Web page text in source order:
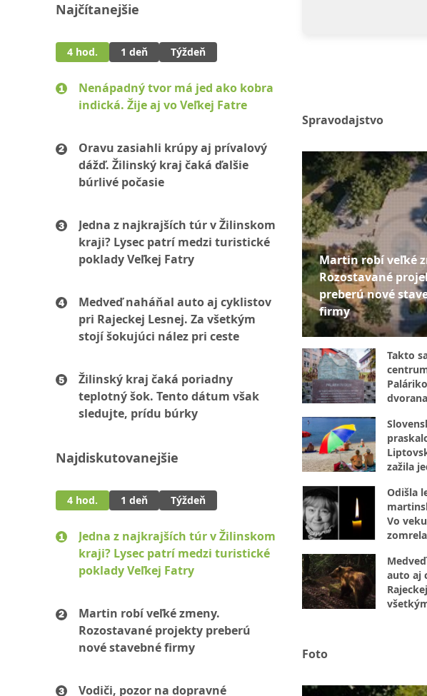
Najčítanejšie
4 hod. 1 deň Týždeň
Nenápadný tvor má jed ako kobra
indická. Žije aj vo Veľkej Fatre
Oravu zasiahli krúpy aj prívalový
dážď. Žilinský kraj čaká ďalšie
búrlivé počasie
Jedna z najkrajších túr v Žilinskom
kraji? Lysec patrí medzi turistické
poklady Veľkej Fatry
Medveď naháňal auto aj cyklistov
pri Rajeckej Lesnej. Za všetkým
stojí šokujúci nález pri ceste
Žilinský kraj čaká poriadny
teplotný šok. Tento dátum však
sledujte, prídu búrky
Najdiskutovanejšie
4 hod. 1 deň Týždeň
Jedna z najkrajších túr v Žilinskom
kraji? Lysec patrí medzi turistické
poklady Veľkej Fatry
Martin robí veľké zmeny.
Rozostavané projekty preberú
nové stavebné firmy
Vodiči, pozor na dopravné
Spravodajstvo
Martin robí veľké
Rozostavané
preberú nové
firmy
Takto
zažila
Odišla
Vo
auto aj
Foto